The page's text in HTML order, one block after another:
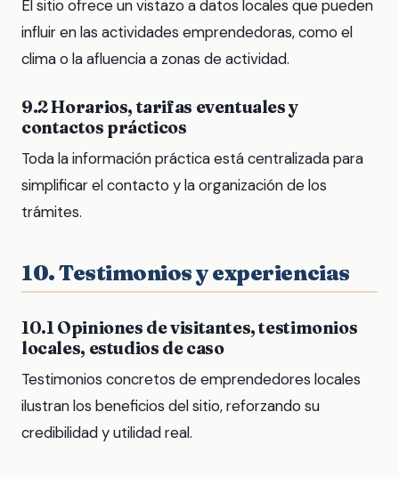
El sitio ofrece un vistazo a datos locales que pueden
influir en las actividades emprendedoras, como el
clima o la afluencia a zonas de actividad.
9.2 Horarios, tarifas eventuales y
contactos prácticos
Toda la información práctica está centralizada para
simplificar el contacto y la organización de los
trámites.
10. Testimonios y experiencias
10.1 Opiniones de visitantes, testimonios
locales, estudios de caso
Testimonios concretos de emprendedores locales
ilustran los beneficios del sitio, reforzando su
credibilidad y utilidad real.